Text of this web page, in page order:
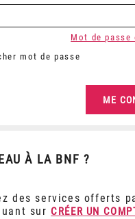
mot de passe
Mot de passe
À LA BNF ?
des services offerts
sur CRÉER UN